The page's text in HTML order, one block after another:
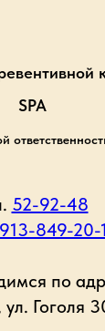
SPA
52-92-48
849-20-
по
ул. Гоголя